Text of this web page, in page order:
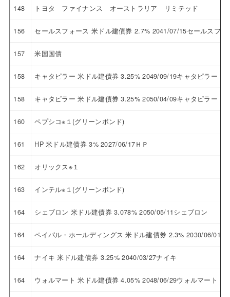
148 トヨタ ファイナンス オーストラリア リミテッド
156 セールスフォース 米ドル建債券 2.7% 2041/07/15セールスフォ
157 米国国債
158 キャタピラー 米ドル建債券 3.25% 2049/09/19キャタピラー
158 キャタピラー 米ドル建債券 3.25% 2050/04/09キャタピラー
160 ペプシコ※１(グリーンボンド)
161 HP 米ドル建債券 3% 2027/06/17ＨＰ
162 オリックス※１
163 インテル※１(グリーンボンド)
164 シェブロン 米ドル建債券 3.078% 2050/05/11シェブロン
164 ペイパル・ホールディングス 米ドル建債券 2.3% 2030/06/01
164 ナイキ 米ドル建債券 3.25% 2040/03/27ナイキ
164 ウォルマート 米ドル建債券 4.05% 2048/06/29ウォルマート